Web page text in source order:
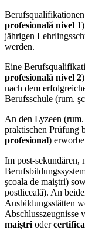
profesională nivel 1
jährigen
werden.
Eine
profesională nivel 2
nach dem
Berufsschule (rum.
An den Lyzeen
praktischen Prüfung
profesional)
Im post-sekundären,
şcoala de maiştri)
postliceală). An
Ausbildungsstätten
Abschlusszeugnisse
maiştri oder